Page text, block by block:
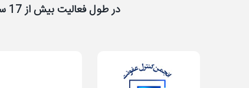
در طول فعالیت بیش از 17 ساله نیووب، تعداد زیادی از شرکت ها و سازمان ها به نیووب اعتماد کرده اند، از اعتماد شما سپاسگزاریم